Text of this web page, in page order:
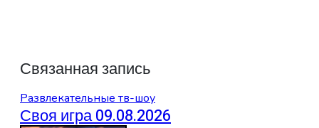
Связанная запись
Развлекательные тв-шоу
Своя игра 09.08.2026